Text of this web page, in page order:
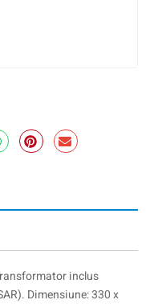
inclus
Dimensiune: 330 x